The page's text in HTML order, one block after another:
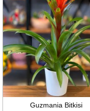
Guzmania Bitkisi